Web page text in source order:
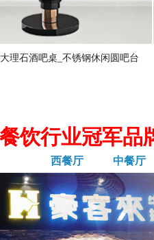
理石酒吧桌_不锈钢休闲圆吧台
饮行业冠军品
西餐厅 中餐厅